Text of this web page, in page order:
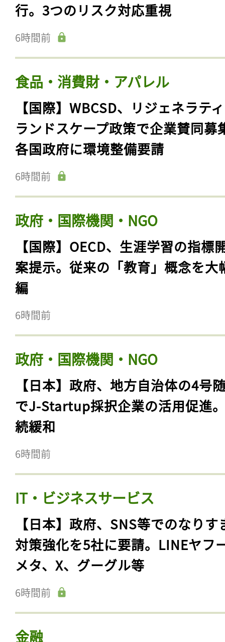
行。3つのリスク対応重視
6時間前
食品・消費財・アパレル
【国際】WBCSD、リジェネラテ
ランドスケープ政策で企業賛同募
各国政府に環境整備要請
6時間前
政府・国際機関・NGO
【国際】OECD、生涯学習の指標
案提示。従来の「教育」概念を大
編
6時間前
政府・国際機関・NGO
【日本】政府、地方自治体の4号
でJ-Startup採択企業の活用促進
続緩和
6時間前
IT・ビジネスサービス
【日本】政府、SNS等でのなりす
対策強化を5社に要請。LINEヤフ
メタ、X、グーグル等
6時間前
金融